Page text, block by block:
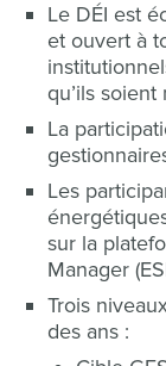
Le DÉI est
et ouvert à
qu’ils
La
Les
sur la
Manager
Trois
des ans :